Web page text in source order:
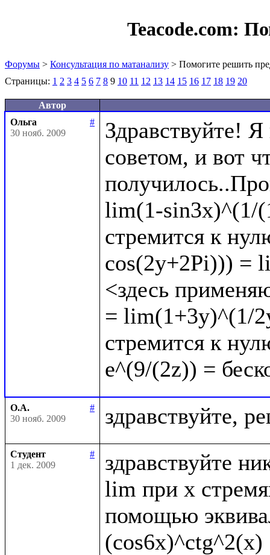
Teacode.com:
Форумы > Консультация по матанализу > Помогите решить
Страницы: 1 2 3 4 5 6 7 8 9 10 11 12 13 14 15 16 17 18 19 20
Автор
Ольга
#
30 нояб. 2009
Здравствуйте!
советом, и вот
lim(1-sin3x)^(1/
стремится к
cos(2y+2Pi))) =
<здесь
= lim(1+3y)^(1/
стремится к
О.А.
#
30 нояб. 2009
Студент
#
1 дек. 2009
здравствуйте
lim при x
помощью
(cos6x)^ctg^2(x)